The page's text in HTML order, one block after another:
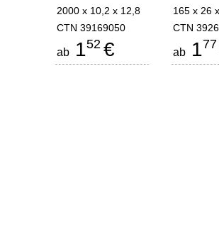
2000 x 10,2 x 12,8
CTN 39169050
ab 152 €
165 x 26
CTN
ab 177